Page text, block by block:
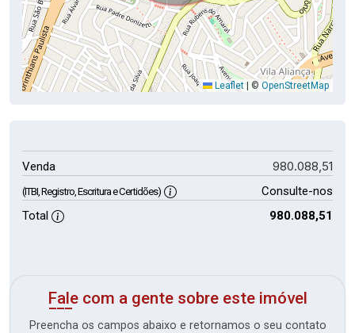
Leaflet © OpenStreetMap
Venda 980.088,51
(ITBI, Registro, Escritura e Certidões)
Consulte-nos
Total
980.088,51
Fale com a gente sobre este imóvel
Preencha os campos abaixo e retornamos o seu contato